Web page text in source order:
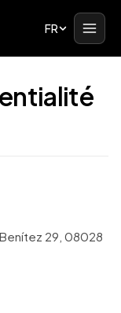
FR
29, 08028